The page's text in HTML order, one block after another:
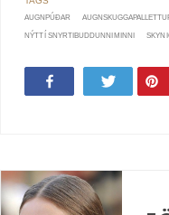
AUGNPÚÐAR
NÝTT Í SNYRTIBUDDUNNI MINNI SKYN
Tweet